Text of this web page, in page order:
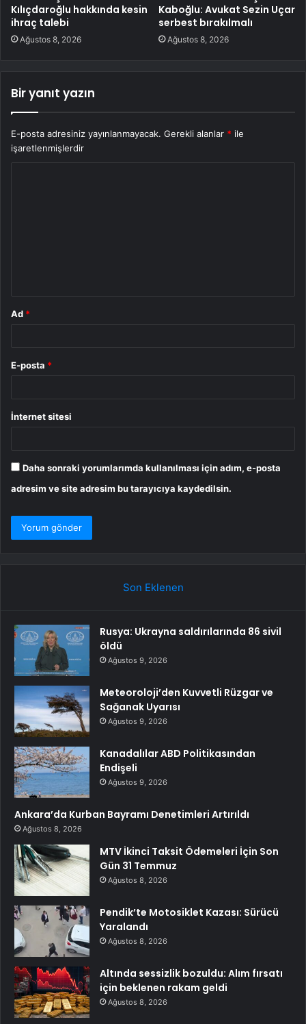
Kılıçdaroğlu hakkında kesin
ihraç talebi
Ağustos 8, 2026
Kaboğlu: Avukat Sezin Uçar
serbest bırakılmalı
Ağustos 8, 2026
Bir yanıt yazın
E-posta adresiniz yayınlanmayacak. Gerekli alanlar * ile
işaretlenmişlerdir
Ad *
E-posta *
İnternet sitesi
Daha sonraki yorumlarımda kullanılması için adım, e-posta
adresim ve site adresim bu tarayıcıya kaydedilsin.
Son Eklenen
Rusya: Ukrayna saldırılarında 86 sivil
öldü
Ağustos 9, 2026
Meteoroloji’den Kuvvetli Rüzgar ve
Sağanak Uyarısı
Ağustos 9, 2026
Kanadalılar ABD Politikasından
Endişeli
Ağustos 9, 2026
Ankara’da Kurban Bayramı Denetimleri Artırıldı
Ağustos 8, 2026
MTV İkinci Taksit Ödemeleri İçin Son
Gün 31 Temmuz
Ağustos 8, 2026
Pendik’te Motosiklet Kazası: Sürücü
Yaralandı
Ağustos 8, 2026
Altında sessizlik bozuldu: Alım fırsatı
için beklenen rakam geldi
Ağustos 8, 2026